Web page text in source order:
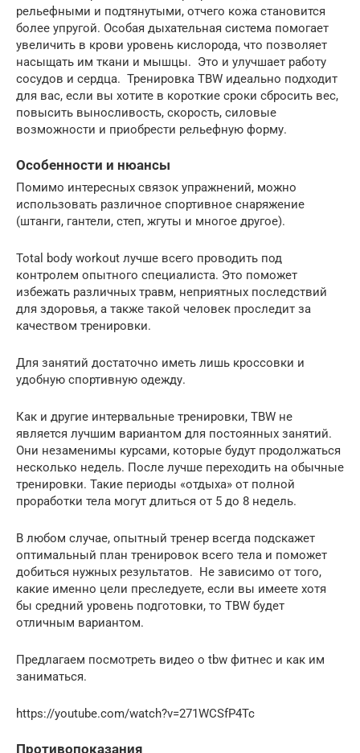
рельефными и подтянутыми, отчего кожа становится
более упругой. Особая дыхательная система помогает
увеличить в крови уровень кислорода, что позволяет
насыщать им ткани и мышцы. Это и улучшает работу
сосудов и сердца. Тренировка TBW идеально подходит
для вас, если вы хотите в короткие сроки сбросить вес,
повысить выносливость, скорость, силовые
возможности и приобрести рельефную форму.
Особенности и нюансы
Помимо интересных связок упражнений, можно
использовать различное спортивное снаряжение
(штанги, гантели, степ, жгуты и многое другое).
Total body workout лучше всего проводить под
контролем опытного специалиста. Это поможет
избежать различных травм, неприятных последствий
для здоровья, а также такой человек проследит за
качеством тренировки.
Для занятий достаточно иметь лишь кроссовки и
удобную спортивную одежду.
Как и другие интервальные тренировки, TBW не
является лучшим вариантом для постоянных занятий.
Они незаменимы курсами, которые будут продолжаться
несколько недель. После лучше переходить на обычные
тренировки. Такие периоды «отдыха» от полной
проработки тела могут длиться от 5 до 8 недель.
В любом случае, опытный тренер всегда подскажет
оптимальный план тренировок всего тела и поможет
добиться нужных результатов. Не зависимо от того,
какие именно цели преследуете, если вы имеете хотя
бы средний уровень подготовки, то TBW будет
отличным вариантом.
Предлагаем посмотреть видео о tbw фитнес и как им
заниматься.
https://youtube.com/watch?v=271WCSfP4Tc
Противопоказания